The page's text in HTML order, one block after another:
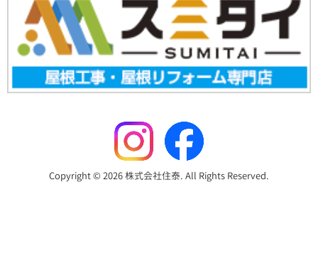
Copyright © 2026 株式会社住泰. All Rights Reserved.